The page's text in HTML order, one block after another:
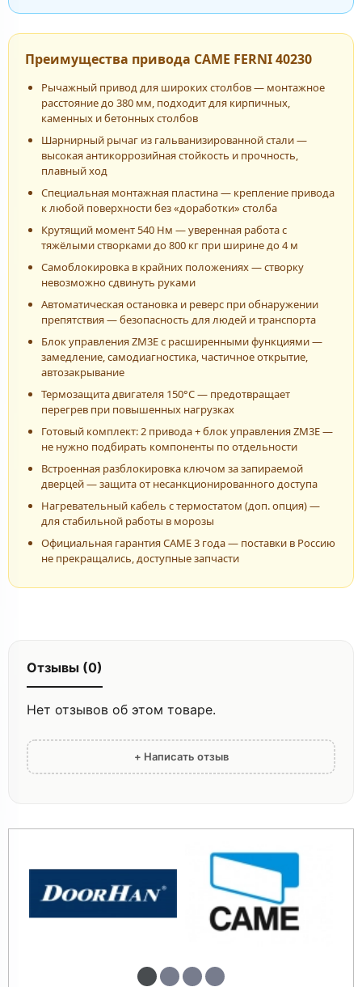
Преимущества привода CAME FERNI 40230
Рычажный привод для широких столбов — монтажное
расстояние до 380 мм, подходит для кирпичных,
каменных и бетонных столбов
Шарнирный рычаг из гальванизированной стали —
высокая антикоррозийная стойкость и прочность,
плавный ход
Специальная монтажная пластина — крепление привода
к любой поверхности без «доработки» столба
Крутящий момент 540 Нм — уверенная работа с
тяжёлыми створками до 800 кг при ширине до 4 м
Самоблокировка в крайних положениях — створку
невозможно сдвинуть руками
Автоматическая остановка и реверс при обнаружении
препятствия — безопасность для людей и транспорта
Блок управления ZM3E с расширенными функциями —
замедление, самодиагностика, частичное открытие,
автозакрывание
Термозащита двигателя 150°C — предотвращает
перегрев при повышенных нагрузках
Готовый комплект: 2 привода + блок управления ZM3E —
не нужно подбирать компоненты по отдельности
Встроенная разблокировка ключом за запираемой
дверцей — защита от несанкционированного доступа
Нагревательный кабель с термостатом (доп. опция) —
для стабильной работы в морозы
Официальная гарантия CAME 3 года — поставки в Россию
не прекращались, доступные запчасти
Отзывы (0)
Нет отзывов об этом товаре.
+ Написать отзыв